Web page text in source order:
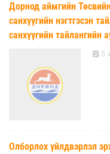
Дорнод аймгийн
санхүүгийн нэгтгэсэн
санхүүгийн тайлангийн
5
Олборлох үйлдвэрлэл